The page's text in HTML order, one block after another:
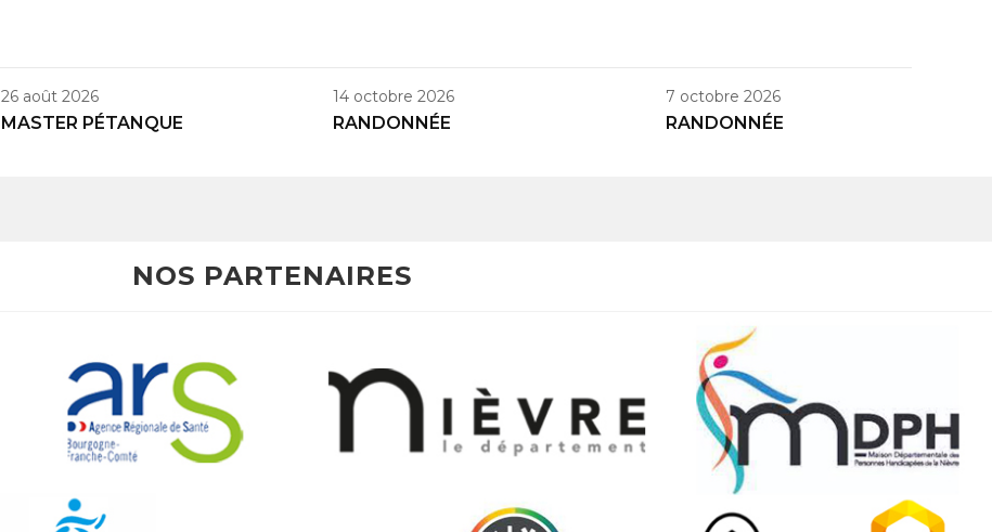
26 août 2026
MASTER PÉTANQUE
14 octobre 2026
RANDONNÉE
7 octobre 2026
RANDONNÉE
NOS PARTENAIRES